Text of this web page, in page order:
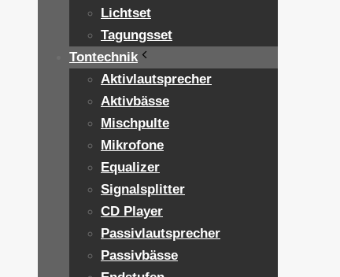
Lichtset
Tagungsset
Tontechnik
Aktivlautsprecher
Aktivbässe
Mischpulte
Mikrofone
Equalizer
Signalsplitter
CD Player
Passivlautsprecher
Passivbässe